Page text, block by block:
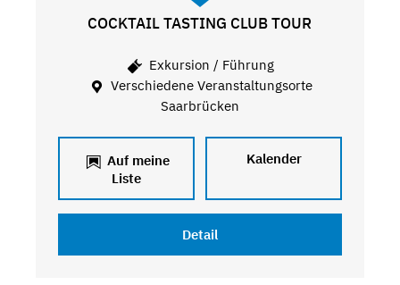
COCKTAIL TASTING CLUB TOUR
Exkursion / Führung
Verschiedene Veranstaltungsorte
Saarbrücken
Auf meine
Liste
Kalender
Detail